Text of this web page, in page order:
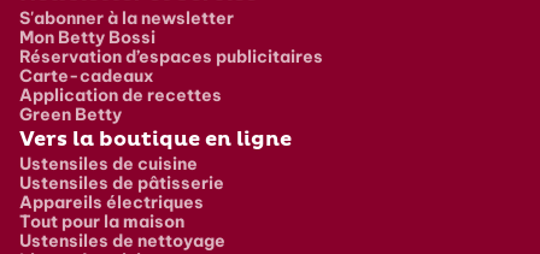
S'abonner à la newsletter
Mon Betty Bossi
Réservation d’espaces publicitaires
Carte-cadeaux
Application de recettes
Green Betty
Vers la boutique en ligne
Ustensiles de cuisine
Ustensiles de pâtisserie
Appareils électriques
Tout pour la maison
Ustensiles de nettoyage